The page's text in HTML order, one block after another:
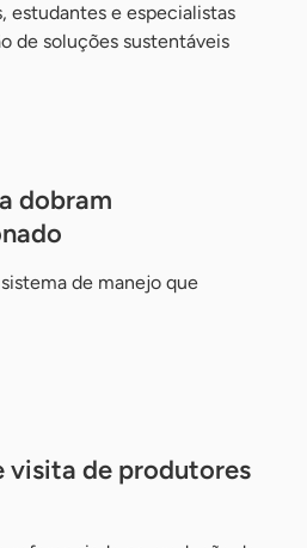
estudantes e especialistas
de soluções sustentáveis
dobram
de manejo que
visita de produtores